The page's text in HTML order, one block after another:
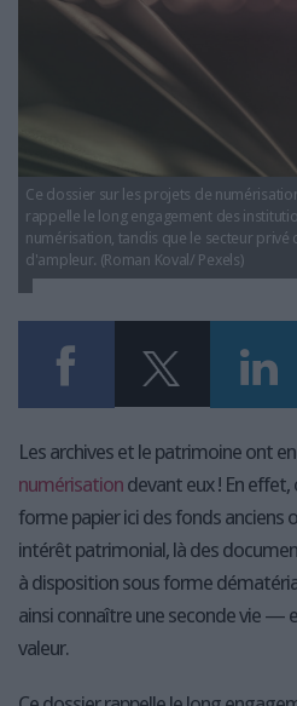
LES GUIDES PRATIQUES
LES BASES DE DONNÉES
L'ESPACE EMPLOI
L'ANNUAIRE DES ACTEURS
LES LIVRES BLANCS
LES SUPPLÉMENTS
NOS OFFRES D'ABONNEMENTS
Ce dossier sur les projets de
rappelle le long engagement des
numérisation, tandis que le secteur privé
d'ampleur. (Roman Koval/ Pexels)
Les archives et le patrimoine ont
numérisation devant eux ! En
forme papier ici des fonds anciens
intérêt patrimonial, là des
à disposition sous forme
ainsi connaître une seconde vie —
valeur.